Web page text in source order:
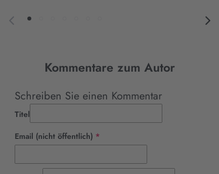
Kommentare zum Autor
Schreiben Sie einen Kommentar
Titel
Email (nicht öffentlich) *